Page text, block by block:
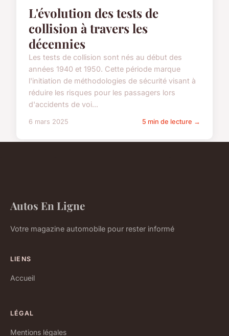
L'évolution des tests de
collision à travers les
décennies
Les tests de collision sont nés au début des
années 1940 et 1950. Cette période marque
l'initiation de méthodologies de sécurité visant à
réduire les risques pour les passagers lors
d'accidents de voi...
6 mars 2025 5 min de lecture →
Autos En Ligne
Votre magazine automobile pour rester informé
LIENS
Accueil
LÉGAL
Mentions légales